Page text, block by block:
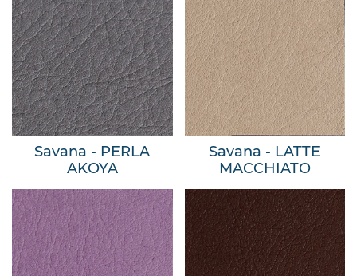
Savana - PERLA
AKOYA
Savana - LATTE
MACCHIATO